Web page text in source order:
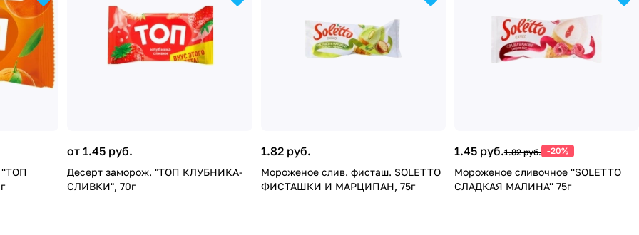
''ТОП
от 1.45 руб.
Десерт заморож. "ТОП КЛУБНИКА-
СЛИВКИ", 70г
1.82 руб.
Мороженое слив. фисташ. SOLETTO
ФИСТАШКИ И МАРЦИПАН, 75г
1.45 руб.1.82 руб. -20%
Мороженое сливочное ''SOLETTO
СЛАДКАЯ МАЛИНА'' 75г